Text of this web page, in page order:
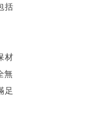
括
材
無
足